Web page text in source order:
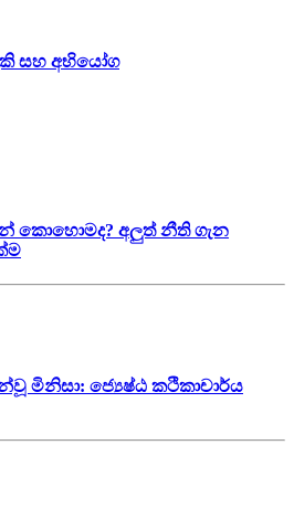
සහ අභියෝග
කොහොමද? අලුත් නීති ගැන
මිනිසා: ජ්‍යෙෂ්ඨ කථිකාචාර්ය